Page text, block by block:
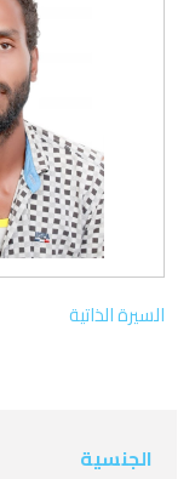
السيرة الذاتية
الجنسية